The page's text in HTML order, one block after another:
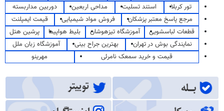
تور کربلا
استند تسلیت مداحی اربعین
دوربین مداربسته
مرجع پاسخ معتبر پزشکان
فروش مواد شیمیایی
قیمت ایمپلنت
قطعات لباسشویی
آموزشگاه تیزهوشان بلیط هواپیما
پرشین هتل
نمایندگی بوش در تهران
بهترین جراح بینی
آموزشگاه زبان ملل
قیمت و خرید سمعک نامرئی
مهرینو